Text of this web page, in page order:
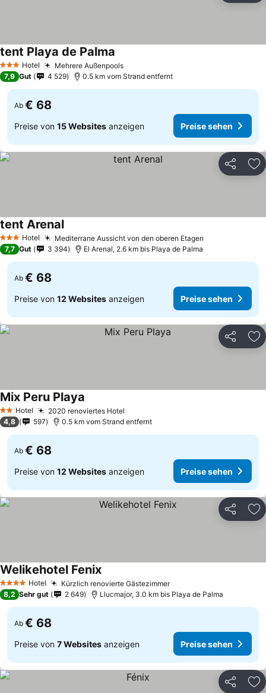
3 SterneHotel Mehrere Außenpools
tent Playa de Palma
7,9 Gut 4 529 0.5 km vom Strand entfernt
Ab € 68
Preise von 15 Websites anzeigen Preise sehen
Teilen
3 SterneHotel Mediterrane Aussicht von den oberen Etagen
tent Arenal
7,7 Gut 3 394 El Arenal, 2.6 km bis Playa de Palma
Ab € 68
Preise von 12 Websites anzeigen Preise sehen
Teilen
2 Sterne
Hotel 2020 renoviertes Hotel
Mix Peru Playa
4,8 597 0.5 km vom Strand entfernt
Ab € 68
Preise von 12 Websites anzeigen Preise sehen
Teilen
4 Sterne Hotel Kürzlich renovierte Gästezimmer
Welikehotel Fenix
8,2 Sehr gut 2 649 Llucmajor, 3.0 km bis Playa de Palma
Ab € 68
Preise von 7 Websites anzeigen Preise sehen
Teilen